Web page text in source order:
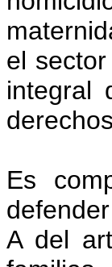
el
integral
Es
A del